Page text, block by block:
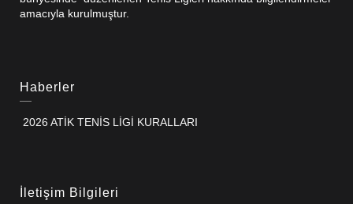
amacıyla kurulmuştur.
Haberler
2026 ATİK TENİS LİGİ KURALLARI
İletişim Bilgileri